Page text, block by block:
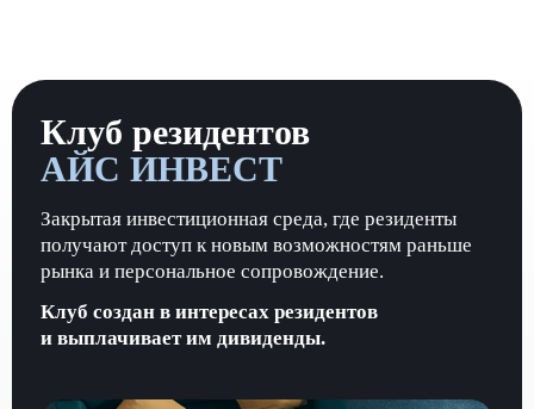
Клуб резидентов
АЙС ИНВЕСТ
Закрытая инвестиционная среда, где резиденты
получают доступ к новым возможностям раньше
рынка и персональное сопровождение.
Клуб создан в интересах резидентов
и выплачивает им дивиденды.